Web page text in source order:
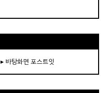
▸ 바탕화면 포스트잇